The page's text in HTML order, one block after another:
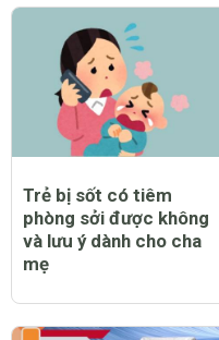
Trẻ bị sốt có tiêm
phòng sởi được không
và lưu ý dành cho cha
mẹ